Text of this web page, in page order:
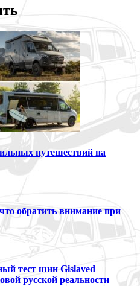
путешествий на
обратить внимание при
тест шин Gislaved
русской реальности